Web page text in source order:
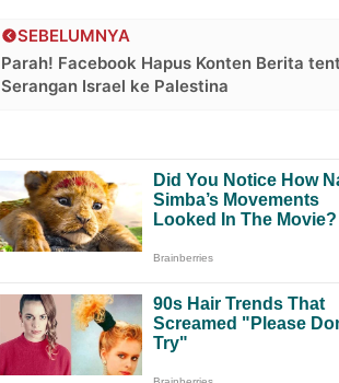
SEBELUMNYA
Parah! Facebook Hapus Konten Berita
Serangan Israel ke Palestina